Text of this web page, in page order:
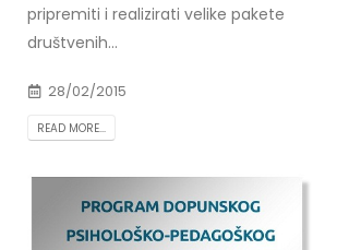
pripremiti i realizirati velike pakete
društvenih...
28/02/2015
READ MORE...
Prof. dr Jasminka Sadadinović –
rezultati ispita
20/07/2026